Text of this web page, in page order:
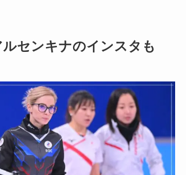
センキナのインスタも